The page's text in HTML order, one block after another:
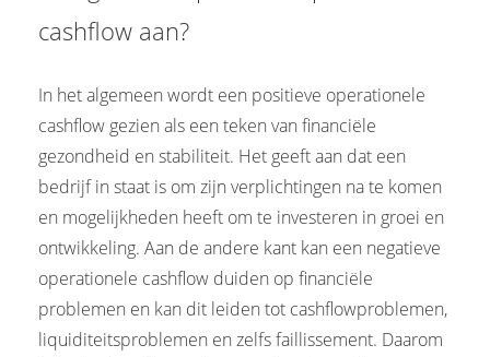
cashflow aan?
In het algemeen wordt een positieve operationele
cashflow gezien als een teken van financiële
gezondheid en stabiliteit. Het geeft aan dat een
bedrijf in staat is om zijn verplichtingen na te komen
en mogelijkheden heeft om te investeren in groei en
ontwikkeling. Aan de andere kant kan een negatieve
operationele cashflow duiden op financiële
problemen en kan dit leiden tot cashflowproblemen,
liquiditeitsproblemen en zelfs faillissement. Daarom